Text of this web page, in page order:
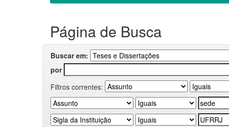
Página de Busca
Buscar em:
por
Filtros correntes: